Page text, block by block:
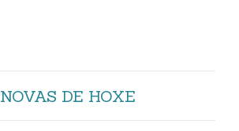
NOVAS DE HOXE